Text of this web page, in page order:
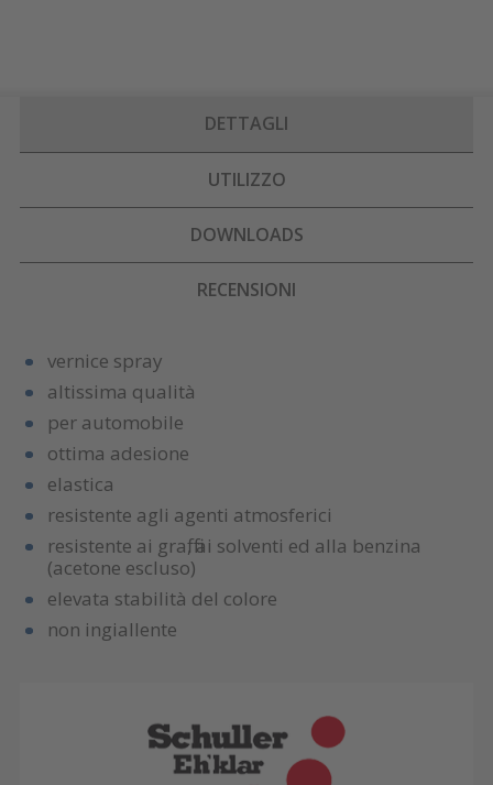
DETTAGLI
UTILIZZO
DOWNLOADS
RECENSIONI
vernice spray
altissima qualità
per automobile
ottima adesione
elastica
resistente agli agenti atmosferici
resistente ai graffi, ai solventi ed alla benzina
(acetone escluso)
elevata stabilità del colore
non ingiallente